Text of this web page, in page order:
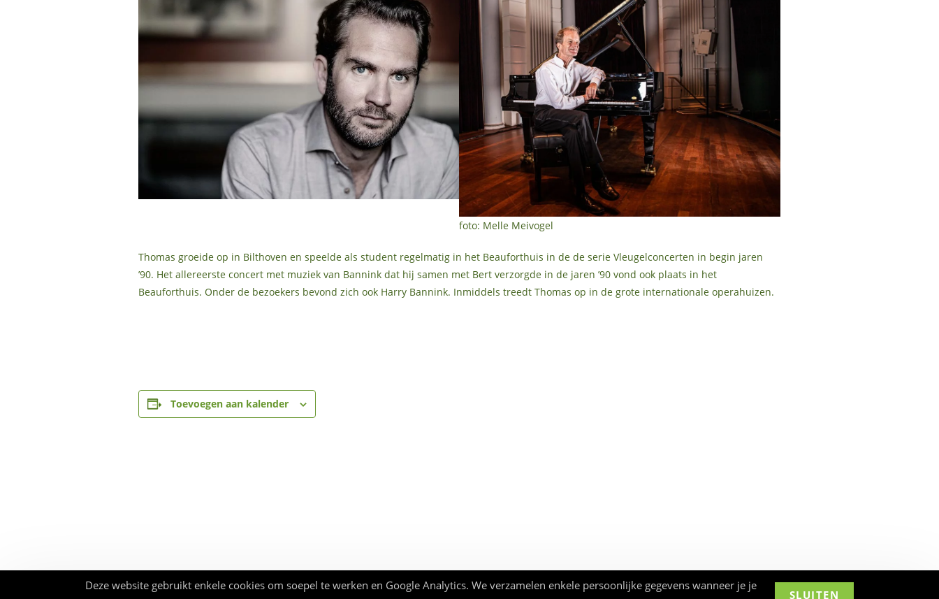
foto: Melle Meivogel
Thomas groeide op in Bilthoven en speelde als student regelmatig in het Beauforthuis in de de serie Vleugelconcerten in begin jaren
’90. Het allereerste concert met muziek van Bannink dat hij samen met Bert verzorgde in de jaren ’90 vond ook plaats in het
Beauforthuis. Onder de bezoekers bevond zich ook Harry Bannink. Inmiddels treedt Thomas op in de grote internationale operahuizen.
Toevoegen aan kalender
Deze website gebruikt enkele cookies om soepel te werken en Google Analytics. We verzamelen enkele persoonlijke gegevens wanneer je je
SLUITEN